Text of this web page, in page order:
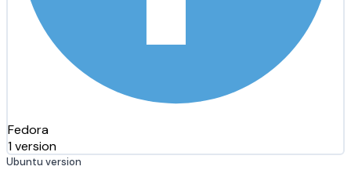
Fedora
1 version
Ubuntu version